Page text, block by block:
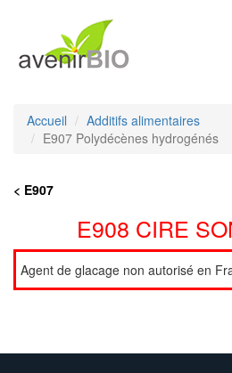
Accueil
Additifs alimentaires
E907 Polydécènes hydrogénés
< E907
E908 CIRE
Agent de glacage non autorisé en